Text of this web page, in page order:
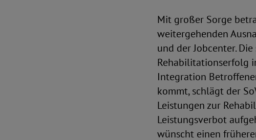
Mit großer Sorge
weitergehenden
und der Jobcenter.
Rehabilitationserfolg
Integration
kommt, schlägt der
Leistungen zur
Leistungsverbot
wünscht einen